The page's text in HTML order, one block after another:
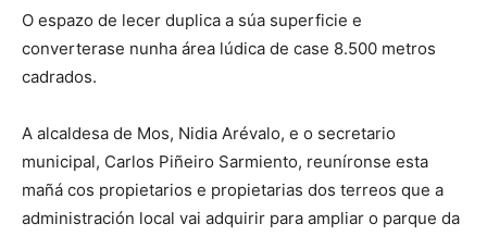
O espazo de lecer duplica a súa superficie e
converterase nunha área lúdica de case 8.500 metros
cadrados.
A alcaldesa de Mos, Nidia Arévalo, e o secretario
municipal, Carlos Piñeiro Sarmiento, reuníronse esta
mañá cos propietarios e propietarias dos terreos que a
administración local vai adquirir para ampliar o parque da